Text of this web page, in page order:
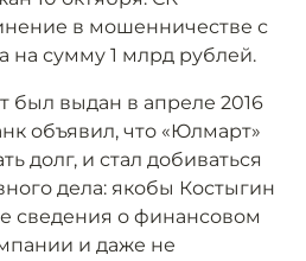
в мошенничестве с
на сумму 1 млрд рублей.
был выдан в апреле 2016
объявил, что «Юлмарт»
долг, и стал добиваться
дела: якобы Костыгин
сведения о финансовом
и даже не